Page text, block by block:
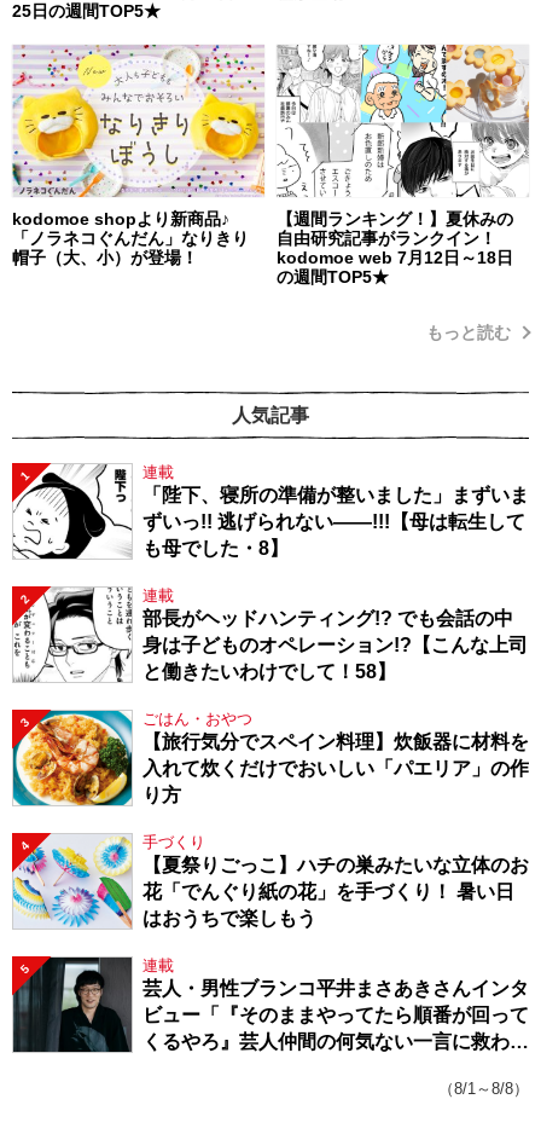
25日の週間TOP5★
kodomoe shopより新商品♪
「ノラネコぐんだん」なりきり
帽子（大、小）が登場！
【週間ランキング！】夏休みの
自由研究記事がランクイン！
kodomoe web 7月12日～18日
の週間TOP5★
もっと読む
人気記事
1 連載
「陛下、寝所の準備が整いました」まずいま
ずいっ!! 逃げられない――!!!【母は転生して
も母でした・8】
2 連載
部長がヘッドハンティング!? でも会話の中
身は子どものオペレーション!?【こんな上司
と働きたいわけでして！58】
3 ごはん・おやつ
【旅行気分でスペイン料理】炊飯器に材料を
入れて炊くだけでおいしい「パエリア」の作
り方
4 手づくり
【夏祭りごっこ】ハチの巣みたいな立体のお
花「でんぐり紙の花」を手づくり！ 暑い日
はおうちで楽しもう
5 連載
芸人・男性ブランコ平井まさあきさんインタ
ビュー「『そのままやってたら順番が回って
くるやろ』芸人仲間の何気ない一言に救われ
（8/1～8/8）